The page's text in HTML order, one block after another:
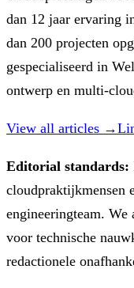
dan 12 jaar ervaring
dan 200 projecten
gespecialiseerd in
ontwerp en multi-
View all articles →
Editorial standards:
cloudpraktijkmensen
engineeringteam. We
voor technische
redactionele